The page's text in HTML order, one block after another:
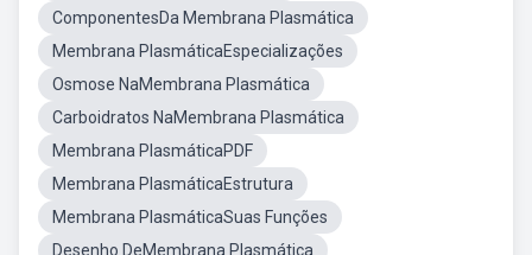
ComponentesDa Membrana Plasmática
Membrana PlasmáticaEspecializações
Osmose NaMembrana Plasmática
Carboidratos NaMembrana Plasmática
Membrana PlasmáticaPDF
Membrana PlasmáticaEstrutura
Membrana PlasmáticaSuas Funções
Desenho DeMembrana Plasmática